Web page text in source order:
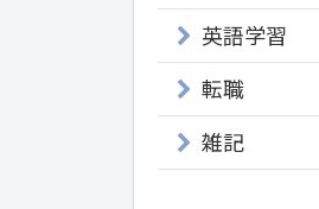
英語学習
転職
雑記